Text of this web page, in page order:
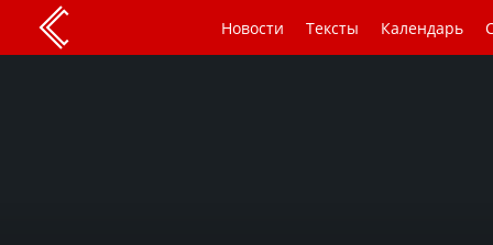
Новости Тексты Календарь